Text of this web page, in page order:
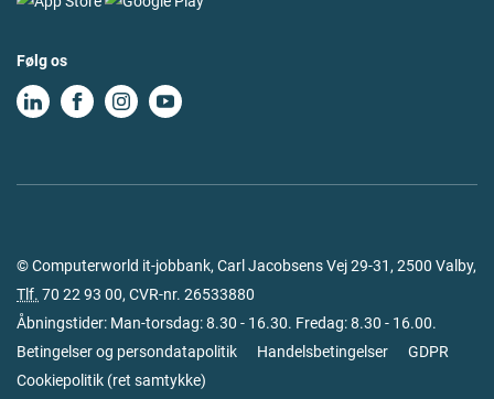
Følg os
© Computerworld it-jobbank, Carl Jacobsens Vej 29-31, 2500 Valby,
Tlf. 70 22 93 00, CVR-nr. 26533880
Åbningstider: Man-torsdag: 8.30 - 16.30. Fredag: 8.30 - 16.00.
Betingelser og persondatapolitik
Handelsbetingelser
GDPR
Cookiepolitik (ret samtykke)